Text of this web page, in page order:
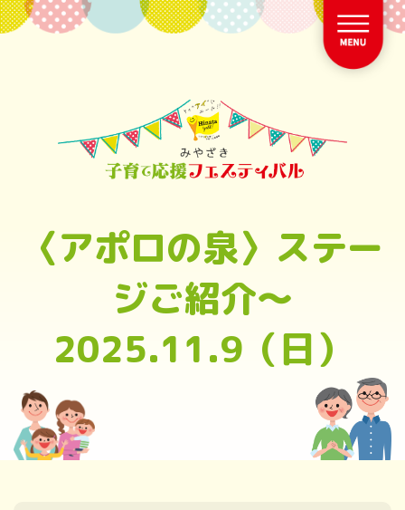
〈アポロの泉〉ステー
ジご紹介～
2025.11.9（日）